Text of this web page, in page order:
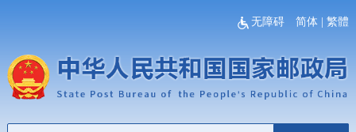
无障碍 简体 |繁體